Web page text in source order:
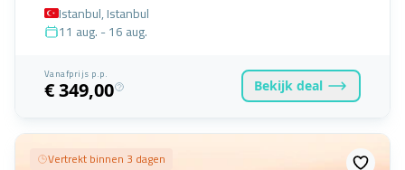
Istanbul, Istanbul
11 aug. - 16 aug.
Vanafprijs p.p.
€ 349,00 Bekijk deal
Vertrekt binnen 3 dagen